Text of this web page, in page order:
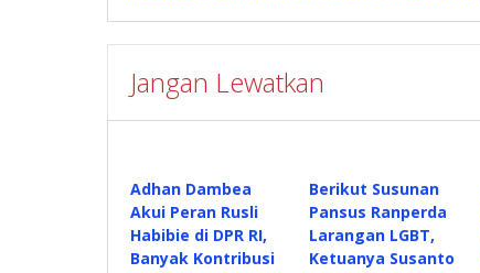
Jangan Lewatkan
Adhan Dambea
Akui Peran Rusli
Habibie di DPR RI,
Banyak Kontribusi
Berikut Susunan
Pansus Ranperda
Larangan LGBT,
Ketuanya Susanto